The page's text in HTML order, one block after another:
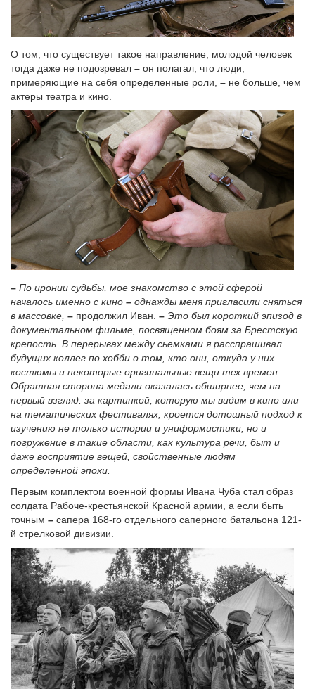
О том, что существует такое направление, молодой человек
тогда даже не подозревал – он полагал, что люди,
примеряющие на себя определенные роли, – не больше, чем
актеры театра и кино.
– По иронии судьбы, мое знакомство с этой сферой
началось именно с кино – однажды меня пригласили сняться
в массовке, – продолжил Иван. – Это был короткий эпизод в
документальном фильме, посвященном боям за Брестскую
крепость. В перерывах между сьемками я расспрашивал
будущих коллег по хобби о том, кто они, откуда у них
костюмы и некоторые оригинальные вещи тех времен.
Обратная сторона медали оказалась обширнее, чем на
первый взгляд: за картинкой, которую мы видим в кино или
на тематических фестивалях, кроется дотошный подход к
изучению не только истории и униформистики, но и
погружение в такие области, как культура речи, быт и
даже восприятие вещей, свойственные людям
определенной эпохи.
Первым комплектом военной формы Ивана Чуба стал образ
солдата Рабоче-крестьянской Красной армии, а если быть
точным – сапера 168-го отдельного саперного батальона 121-
й стрелковой дивизии.